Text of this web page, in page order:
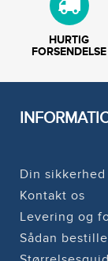
HURTIG
FORSENDELSE
Din sikkerhed
Kontakt os
Levering og
Sådan